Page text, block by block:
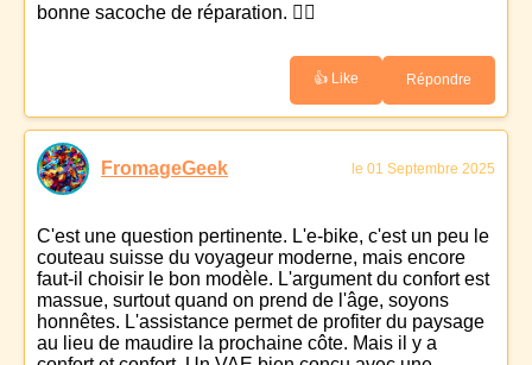
bonne sacoche de réparation. 🚴‍♀️
👍 Like Répondre
FromageGeek le 01 Septembre 2025
C'est une question pertinente. L'e-bike, c'est un peu le
couteau suisse du voyageur moderne, mais encore
faut-il choisir le bon modèle. L'argument du confort est
massue, surtout quand on prend de l'âge, soyons
honnêtes. L'assistance permet de profiter du paysage
au lieu de maudire la prochaine côte. Mais il y a